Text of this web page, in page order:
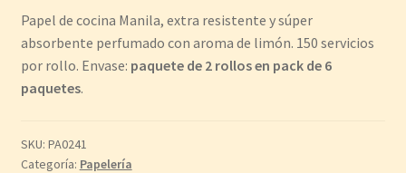
Papel de cocina Manila, extra resistente y súper
absorbente perfumado con aroma de limón. 150 servicios
por rollo. Envase: paquete de 2 rollos en pack de 6
paquetes.
SKU: PA0241
Categoría: Papelería